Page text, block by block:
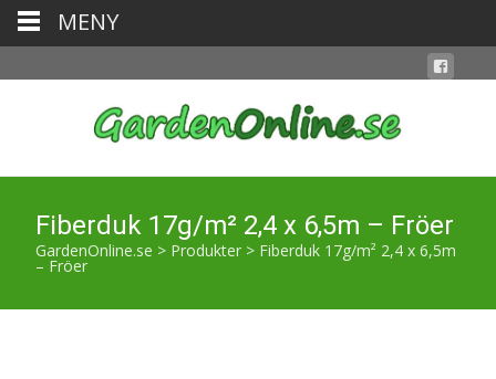
Fiberduk 17g/m² 2,4 x 6,5m – Fröer
GardenOnline.se > Produkter > Fiberduk 17g/m² 2,4 x 6,5m
– Fröer
MENY